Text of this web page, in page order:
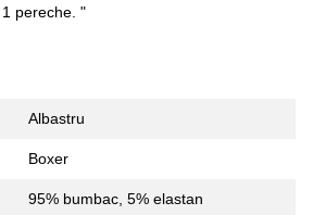
pereche. "
Albastru
Boxer
95% bumbac, 5% elastan